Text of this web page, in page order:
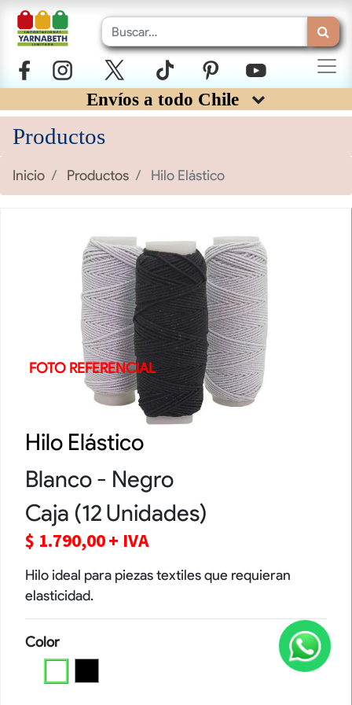
Envíos a todo Chile
Productos
Inicio Productos Hilo Elástico
FOTO REFERENCIAL
Hilo Elástico
Blanco - Negro
Caja (12 Unidades)
$ 1.790,00+ IVA
Hilo ideal para piezas textiles que requieran
elasticidad.
Color